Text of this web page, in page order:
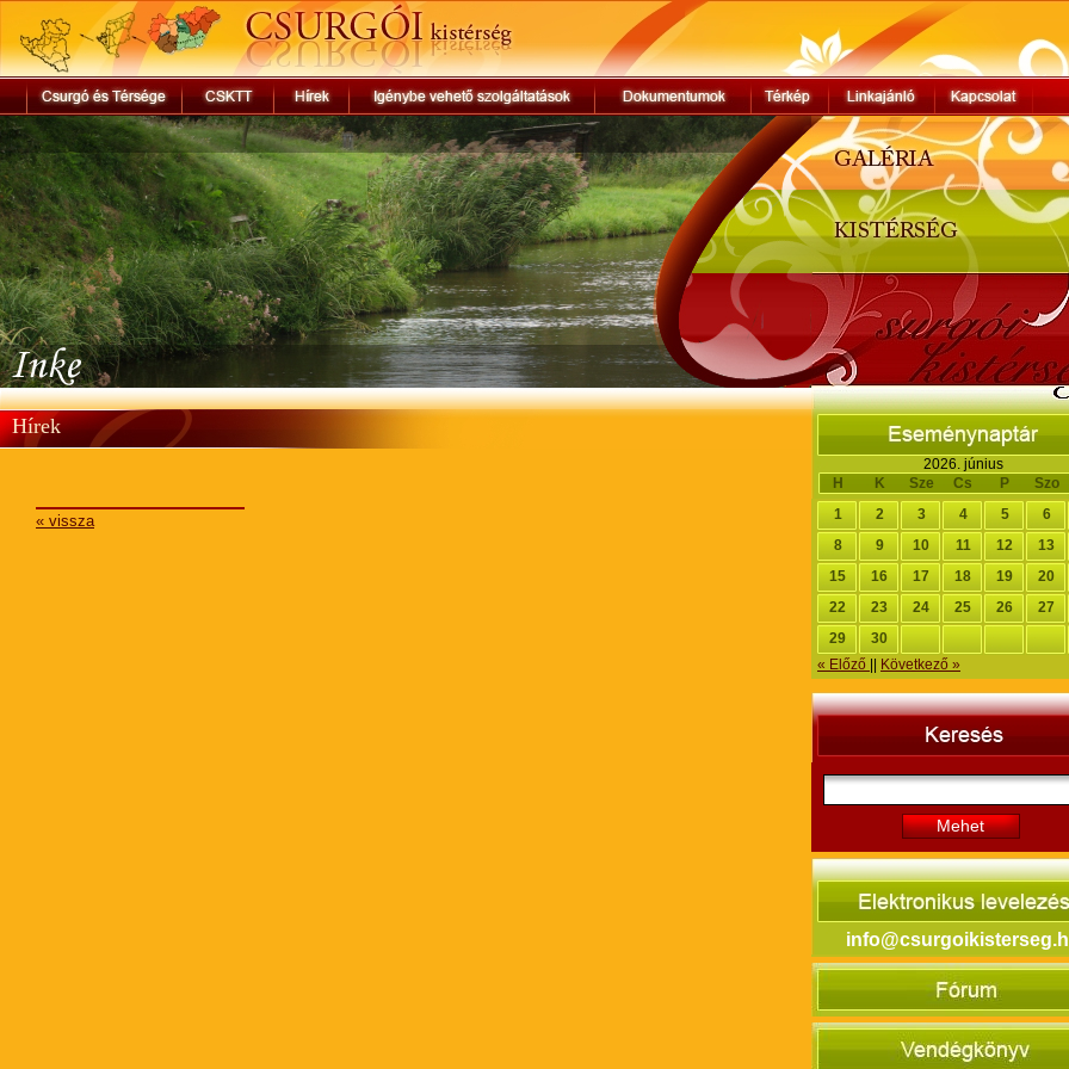
Hírek
« vissza
2026. június
H
K Sze Cs P
Szo
1
2 3 4 5
6
8
9 10 11 12
13
15
16 17 18 19
20
22
23 24 25 26
27
29
30
« Előző
Következő »
Mehet